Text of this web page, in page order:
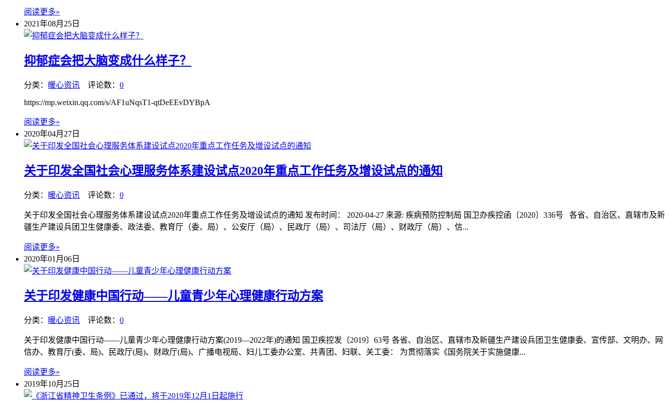
阅读更多»
2021年08月25日
抑郁症会把大脑变成什么样子？
分类： 暖心资讯 评论数： 0
https://mp.weixin.qq.com/s/AF1uNqsT1-qtDeEEvDYBpA
阅读更多»
2020年04月27日
关于印发全国社会心理服务体系建设试点2020年重点工作任务及增设试点的通知
分类： 暖心资讯 评论数： 0
关于印发全国社会心理服务体系建设试点2020年重点工作任务及增设试点的通知 发布时间： 2020-04-27 来源: 疾病预防控制局 国卫办疾控函〔2020〕336号 各省、自治区、直辖市及新
疆生产建设兵团卫生健康委、政法委、教育厅（委、局）、公安厅（局）、民政厅（局）、司法厅（局）、财政厅（局）、信...
阅读更多»
2020年01月06日
关于印发健康中国行动——儿童青少年心理健康行动方案
分类： 暖心资讯 评论数： 0
关于印发健康中国行动——儿童青少年心理健康行动方案(2019—2022年)的通知 国卫疾控发〔2019〕63号 各省、自治区、直辖市及新疆生产建设兵团卫生健康委、宣传部、文明办、网
信办、教育厅(委、局)、民政厅(局)、财政厅(局)、广播电视局、妇儿工委办公室、共青团、妇联、关工委： 为贯彻落实《国务院关于实施健康...
阅读更多»
2019年10月25日